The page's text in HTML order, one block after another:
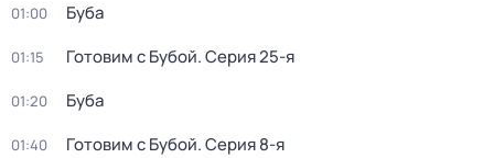
01:00 Буба
01:15 Готовим с Бубой. Серия 25-я
01:20 Буба
01:40 Готовим с Бубой. Серия 8-я